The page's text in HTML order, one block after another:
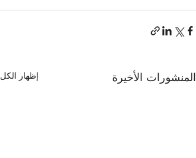
المنشورات الأخيرة إظهار الكل